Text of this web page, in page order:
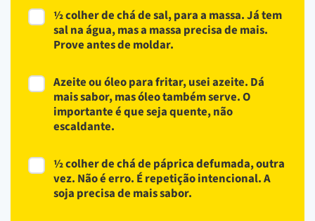
½ colher de chá de sal, para a massa. Já tem
sal na água, mas a massa precisa de mais.
Prove antes de moldar.
Azeite ou óleo para fritar, usei azeite. Dá
mais sabor, mas óleo também serve. O
importante é que seja quente, não
escaldante.
½ colher de chá de páprica defumada, outra
vez. Não é erro. É repetição intencional. A
soja precisa de mais sabor.